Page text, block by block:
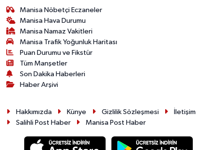
Manisa Nöbetçi Eczaneler
Manisa Hava Durumu
Manisa Namaz Vakitleri
Manisa Trafik Yoğunluk Haritası
Puan Durumu ve Fikstür
Tüm Manşetler
Son Dakika Haberleri
Haber Arşivi
Hakkımızda Künye Gizlilik Sözleşmesi
İletişim
Salihli Post Haber
Manisa Post Haber